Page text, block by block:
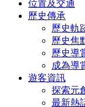
位置及交通
歷史傳承
歷史軌
歷史焦
歷史導
成為導
遊客資訊
探索元
最新熱